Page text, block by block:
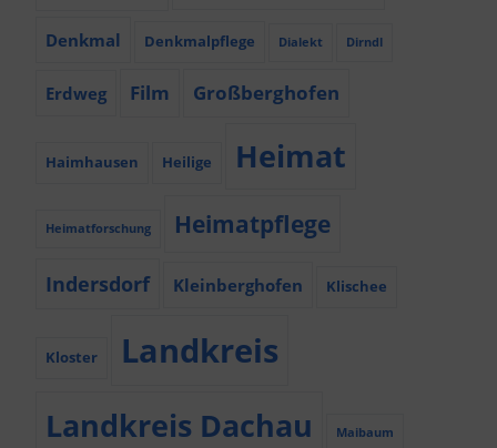
Denkmal Denkmalpflege Dialekt Dirndl
Erdweg Film Großberghofen
Haimhausen Heilige Heimat
Heimatforschung Heimatpflege
Indersdorf Kleinberghofen Klischee
Kloster Landkreis
Landkreis Dachau Maibaum